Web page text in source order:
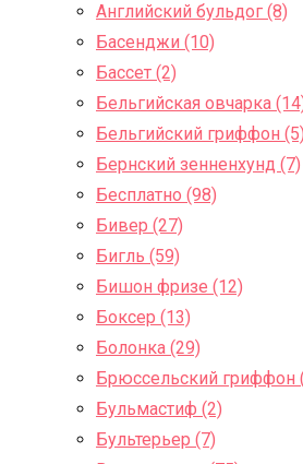
Английский бульдог (8)
Басенджи (10)
Бассет (2)
Бельгийская овчарка
Бельгийский гриффон (5)
Бернский зенненхунд (7)
Бесплатно (98)
Бивер (27)
Бигль (59)
Бишон фризе (12)
Боксер (13)
Болонка (29)
Брюссельский гриффон
Бульмастиф (2)
Бультерьер (7)